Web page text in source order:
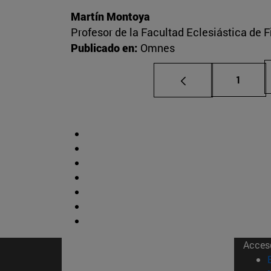
Martín Montoya
Profesor de la Facultad Eclesiástica de
Publicado en: Omnes
Página
1